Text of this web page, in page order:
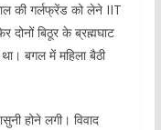
की गर्लफ्रेंड को लेने IIT
बिठूर के ब्रह्मघाट
बगल में महिला बैठी
होने लगी। विवाद